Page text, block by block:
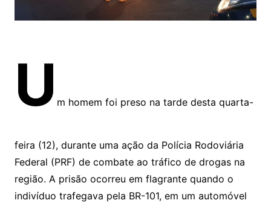
U m homem foi preso na tarde desta quarta-
feira (12), durante uma ação da Polícia Rodoviária
Federal (PRF) de combate ao tráfico de drogas na
região. A prisão ocorreu em flagrante quando o
indivíduo trafegava pela BR-101, em um automóvel